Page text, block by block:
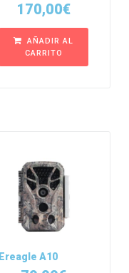
170,00€
AÑADIR AL
CARRITO
Ereagle A10